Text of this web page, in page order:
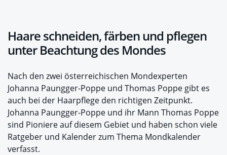
Haare schneiden, färben und pflegen
unter Beachtung des Mondes
Nach den zwei österreichischen Mondexperten
Johanna Paungger-Poppe und Thomas Poppe gibt es
auch bei der Haarpflege den richtigen Zeitpunkt.
Johanna Paungger-Poppe und ihr Mann Thomas Poppe
sind Pioniere auf diesem Gebiet und haben schon viele
Ratgeber und Kalender zum Thema Mondkalender
verfasst.